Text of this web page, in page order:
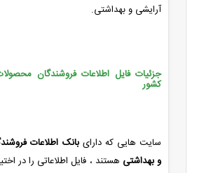
آرایشی و بهداشتی.
جزئیات فایل اطلاعات فروشندگان
کشور
سایت هایی که دارایبانک اطلاعات
و بهداشتی هستند ، فایل اطلاعاتی را در